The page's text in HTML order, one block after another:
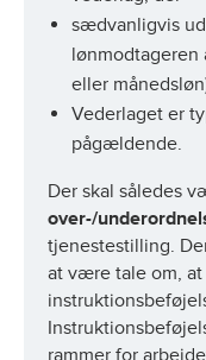
sædvanligvis
lønmodtageren
eller
Vederlaget er
pågældende.
Der skal således
over-/
tjenestestilling.
at være tale om,
rammer for